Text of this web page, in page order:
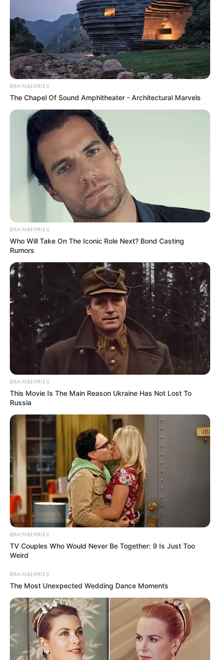
En una economía cada vez más digitalizada, las
tarjetas premium ya no solo reflejan capacidad
económica, sino también acceso a un
ecosistema financiero diseñado para
consumidores de alto perfil.
BRAINBERRIES
The Chapel Of Sound Amphitheater - Architectural Marvels
BRAINBERRIES
Who Will Take On The Iconic Role Next? Bond Casting
Rumors
BRAINBERRIES
This Movie Is The Main Reason Ukraine Has Not Lost To
Russia
BRAINBERRIES
TV Couples Who Would Never Be Together: 9 Is Just Too
Weird
BRAINBERRIES
The Most Unexpected Wedding Dance Moments